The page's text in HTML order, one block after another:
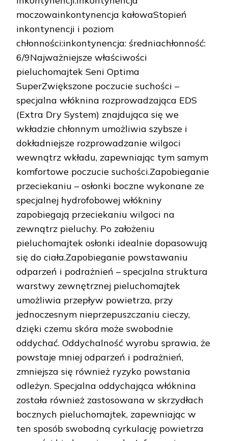
moczowainkontynencja kałowaStopień
inkontynencji i poziom
chłonności:inkontynencja: średniachłonność:
6/9Najważniejsze właściwości
pieluchomajtek Seni Optima
SuperZwiększone poczucie suchości –
specjalna włóknina rozprowadzająca EDS
(Extra Dry System) znajdująca się we
wkładzie chłonnym umożliwia szybsze i
dokładniejsze rozprowadzanie wilgoci
wewnątrz wkładu, zapewniając tym samym
komfortowe poczucie suchości.Zapobieganie
przeciekaniu – osłonki boczne wykonane ze
specjalnej hydrofobowej włókniny
zapobiegają przeciekaniu wilgoci na
zewnątrz pieluchy. Po założeniu
pieluchomajtek osłonki idealnie dopasowują
się do ciała.Zapobieganie powstawaniu
odparzeń i podrażnień – specjalna struktura
warstwy zewnętrznej pieluchomajtek
umożliwia przepływ powietrza, przy
jednoczesnym nieprzepuszczaniu cieczy,
dzięki czemu skóra może swobodnie
oddychać. Oddychalność wyrobu sprawia, że
powstaje mniej odparzeń i podrażnień,
zmniejsza się również ryzyko powstania
odleżyn. Specjalna oddychająca włóknina
została również zastosowana w skrzydłach
bocznych pieluchomajtek, zapewniając w
ten sposób swobodną cyrkulację powietrza